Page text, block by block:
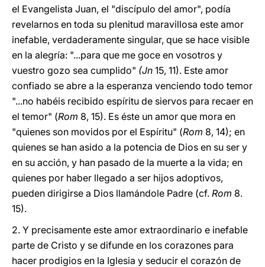
el Evangelista Juan, el "discípulo del amor", podía
revelarnos en toda su plenitud maravillosa este amor
inefable, verdaderamente singular, que se hace visible
en la alegría: "...para que me goce en vosotros y
vuestro gozo sea cumplido" (Jn 15, 11). Este amor
confiado se abre a la esperanza venciendo todo temor
"...no habéis recibido espíritu de siervos para recaer en
el temor" (Rom 8, 15). Es éste un amor que mora en
"quienes son movidos por el Espíritu" (Rom 8, 14); en
quienes se han asido a la potencia de Dios en su ser y
en su acción, y han pasado de la muerte a la vida; en
quienes por haber llegado a ser hijos adoptivos,
pueden dirigirse a Dios llamándole Padre (cf. Rom 8.
15).
2. Y precisamente este amor extraordinario e inefable
parte de Cristo y se difunde en los corazones para
hacer prodigios en la Iglesia y seducir el corazón de